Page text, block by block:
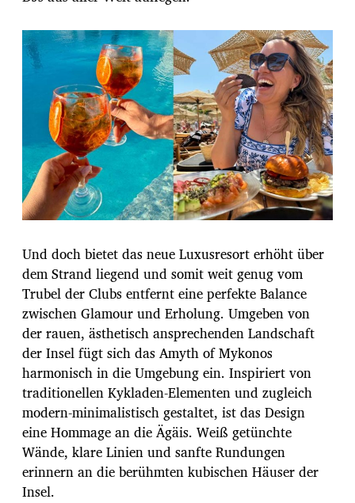
Und doch bietet das neue Luxusresort erhöht über
dem Strand liegend und somit weit genug vom
Trubel der Clubs entfernt eine perfekte Balance
zwischen Glamour und Erholung. Umgeben von
der rauen, ästhetisch ansprechenden Landschaft
der Insel fügt sich das Amyth of Mykonos
harmonisch in die Umgebung ein. Inspiriert von
traditionellen Kykladen-Elementen und zugleich
modern-minimalistisch gestaltet, ist das Design
eine Hommage an die Ägäis. Weiß getünchte
Wände, klare Linien und sanfte Rundungen
erinnern an die berühmten kubischen Häuser der
Insel.